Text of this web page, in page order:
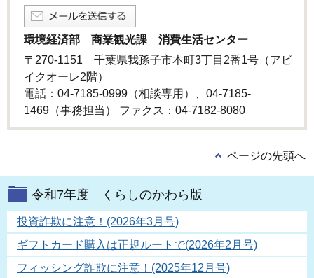
環境経済部 商業観光課 消費生活センター
〒270-1151 千葉県我孫子市本町3丁目2番1号（アビ
イクオーレ2階）
電話：04-7185-0999（相談専用）、04-7185-
1469（事務担当） ファクス：04-7182-8080
ページの先頭へ
令和7年度 くらしのかわら版
投資詐欺に注意！(2026年3月号)
ギフトカード購入は正規ルートで(2026年2月号)
フィッシング詐欺に注意！(2025年12月号)